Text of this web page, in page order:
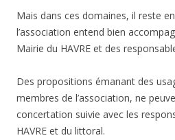
Mais dans ces domaines, il reste
l’association entend bien
Mairie du HAVRE et des
Des propositions émanant des
membres de l’association, ne
concertation suivie avec les
HAVRE et du littoral.